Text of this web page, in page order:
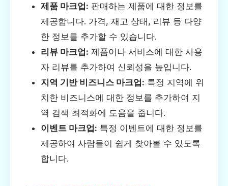
제품 마크업: 판매하는 제품에 대한 정보를
제공합니다. 가격, 재고 상태, 리뷰 등 다양
한 정보를 추가할 수 있습니다.
리뷰 마크업: 제품이나 서비스에 대한 사용
자 리뷰를 추가하여 신뢰성을 높입니다.
지역 기반 비즈니스 마크업: 특정 지역에 위
치한 비즈니스에 대한 정보를 추가하여 지
역 검색 최적화에 도움을 줍니다.
이벤트 마크업: 특정 이벤트에 대한 정보를
제공하여 사람들이 쉽게 찾아볼 수 있도록
합니다.